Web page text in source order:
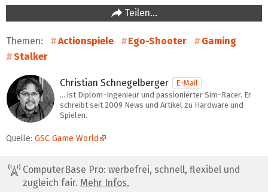
Teilen…
Themen: Actionspiele Ego-Shooter
Gaming
Stalker
Christian Schnegelberger
E-Mail
… ist Diplom-Ingenieur und passionierter Sim-Racer. Er
schreibt seit 2009 News und Artikel zu Hardware und
Spielen.
Quelle: GSC Game World
ComputerBase Pro: werbefrei, schnell, flexibel und
zugleich fair. Mehr Infos.